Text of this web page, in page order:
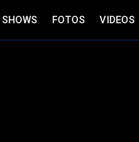
SHOWS FOTOS VIDEOS